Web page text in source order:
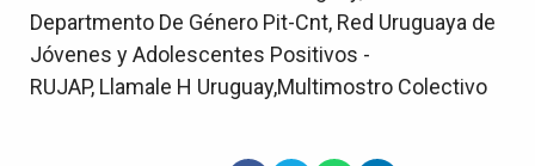
Departmento De Género Pit-Cnt, Red Uruguaya de
Jóvenes y Adolescentes Positivos -
RUJAP, Llamale H Uruguay,Multimostro Colectivo